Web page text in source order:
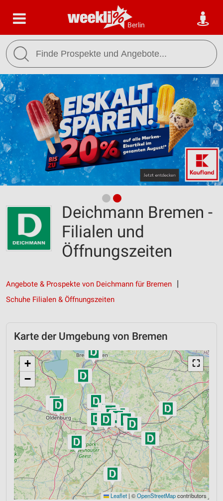
Berlin
Deichmann Bremen -
Filialen und
Öffnungszeiten
Angebote & Prospekte von Deichmann für Bremen
Schuhe Filialen & Öffnungszeiten
Karte der Umgebung von Bremen
⛶
+
−
Leaflet | ©OpenStreetMapcontributors